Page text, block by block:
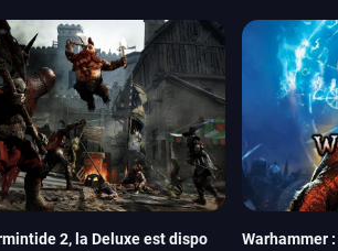
2, la Deluxe est dispo
Warhammer